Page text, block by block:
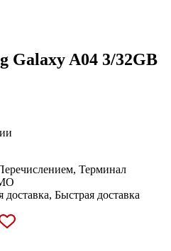
Galaxy A04 3/32GB
Терминал
доставка, Быстрая доставка